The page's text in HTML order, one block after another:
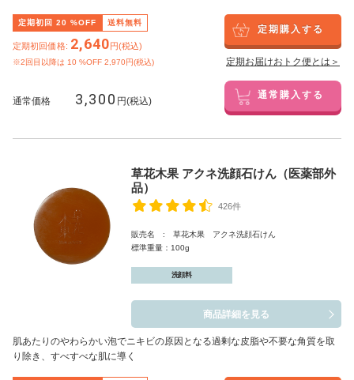
定期初回 20 %OFF 送料無料
定期初回価格: 2,640円(税込)
※2回目以降は 10 %OFF 2,970円(税込)
定期購入する
定期お届けおトク便とは＞
通常価格 3,300 円(税込) 通常購入する
草花木果 アクネ洗顔石けん（医薬部外
品）
426件
販売名 : 草花木果 アクネ洗顔石けん
標準重量：100g
洗顔料
商品詳細を見る
肌あたりのやわらかい泡でニキビの原因となる過剰な皮脂や不要な角質を取
り除き、すべすべな肌に導く